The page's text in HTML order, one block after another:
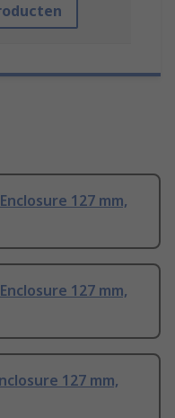
127 mm,
127 mm,
127 mm,